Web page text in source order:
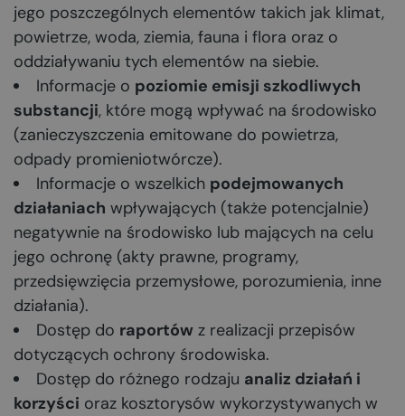
jego poszczególnych elementów takich jak klimat,
powietrze, woda, ziemia, fauna i flora oraz o
oddziaływaniu tych elementów na siebie.
Informacje o poziomie emisji szkodliwych
substancji, które mogą wpływać na środowisko
(zanieczyszczenia emitowane do powietrza,
odpady promieniotwórcze).
Informacje o wszelkich podejmowanych
działaniach wpływających (także potencjalnie)
negatywnie na środowisko lub mających na celu
jego ochronę (akty prawne, programy,
przedsięwzięcia przemysłowe, porozumienia, inne
działania).
Dostęp do raportów z realizacji przepisów
dotyczących ochrony środowiska.
Dostęp do różnego rodzaju analiz działań i
korzyści oraz kosztorysów wykorzystywanych w